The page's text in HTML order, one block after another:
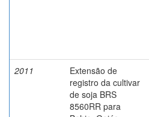
2011
Extensão de
registro da cultivar
de soja BRS
8560RR para